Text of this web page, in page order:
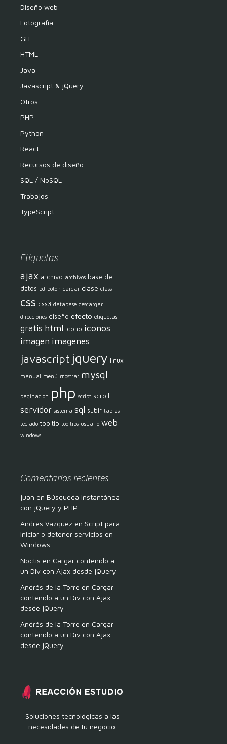
Diseño web
Fotografía
GIT
HTML
Java
Javascript & jQuery
Otros
PHP
Python
React
Recursos de diseño
SQL / NoSQL
Trabajos
TypeScript
Etiquetas
ajax archivo archivos base de
datos bd botón cargar clase class
css css3 database descargar
direcciones diseño efecto etiquetas
gratis html icono iconos
imagen imagenes
javascript jquery linux
manual menú mostrar mysql
paginacion php script scroll
servidor sistema sql subir tablas
teclado tooltip tooltips usuario web
windows
Comentarios recientes
juan en Búsqueda instantánea
con jQuery y PHP
Andres Vazquez en Script para
iniciar o detener servicios en
Windows
Noctis en Cargar contenido a
un Div con Ajax desde jQuery
Andrés de la Torre en Cargar
contenido a un Div con Ajax
desde jQuery
Andrés de la Torre en Cargar
contenido a un Div con Ajax
desde jQuery
Soluciones tecnológicas a las
necesidades de tu negocio.